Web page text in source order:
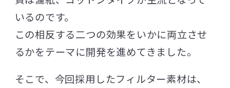
いるのです。
この相反する二つの効果をいかに両立させ
るかをテーマに開発を進めてきました。
そこで、今回採用したフィルター素材は、